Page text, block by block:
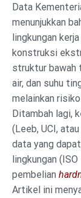
Data
menunjukkan
lingkungan
konstruksi
struktur bawah
air, dan suhu
melainkan
Ditambah lagi,
(Leeb, UCI,
data yang
lingkungan
pembelian
Artikel ini